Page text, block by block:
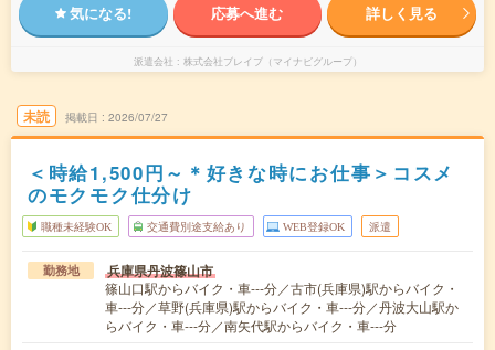
気になる! 応募へ進む 詳しく見る
派遣会社 株式会社ブレイブ（マイナビグループ）
未読 掲載日 2026/07/27
＜時給1,500円～＊好きな時にお仕事＞コスメ
のモクモク仕分け
職種未経験OK 交通費別途支給あり WEB登録OK 派遣
勤務地 兵庫県丹波篠山市
篠山口駅からバイク・車---分／古市(兵庫県)駅からバイク・
車---分／草野(兵庫県)駅からバイク・車---分／丹波大山駅か
らバイク・車---分／南矢代駅からバイク・車---分